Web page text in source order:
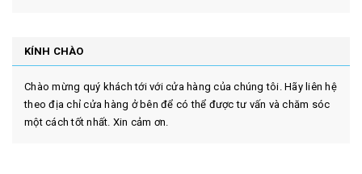
KÍNH CHÀO
Chào mừng quý khách tới với cửa hàng của chúng tôi. Hãy liên hệ
theo địa chỉ cửa hàng ở bên để có thể được tư vấn và chăm sóc
một cách tốt nhất. Xin cảm ơn.